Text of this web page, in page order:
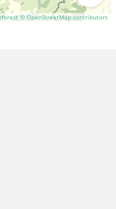
© OpenStreetMap contributors